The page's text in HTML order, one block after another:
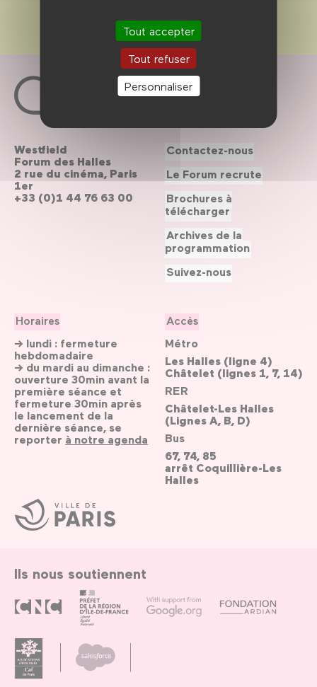
Tout accepter
Tout refuser
Personnaliser
Ville
de
Paris
Westfield
Forum des Halles
2 rue du cinéma, Paris
1er
+33 (0)1 44 76 63 00
Horaires
→ lundi : fermeture
hebdomadaire
→ du mardi au dimanche :
ouverture 30min avant la
première séance et
fermeture 30min après
le lancement de la
dernière séance, se
reporter à notre agenda
Accès
Métro
Les Halles (ligne 4)
Châtelet (lignes 1, 7, 14)
RER
Châtelet-Les Halles
(Lignes A, B, D)
Bus
67, 74, 85
arrêt Coquillière-Les
Halles
Contactez-nous
Le Forum recrute
Brochures à
télécharger
Archives de la
programmation
Suivez-nous
Ils nous soutiennent